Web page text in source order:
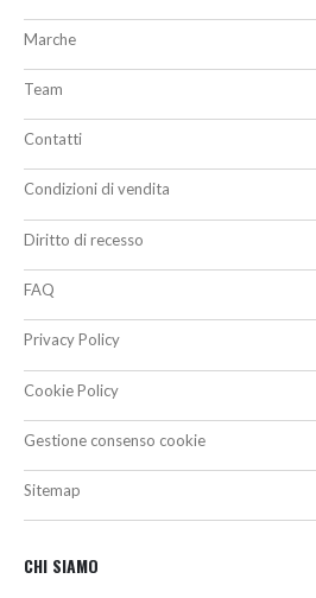
Marche
Team
Contatti
Condizioni di vendita
Diritto di recesso
FAQ
Privacy Policy
Cookie Policy
Gestione consenso cookie
Sitemap
CHI SIAMO